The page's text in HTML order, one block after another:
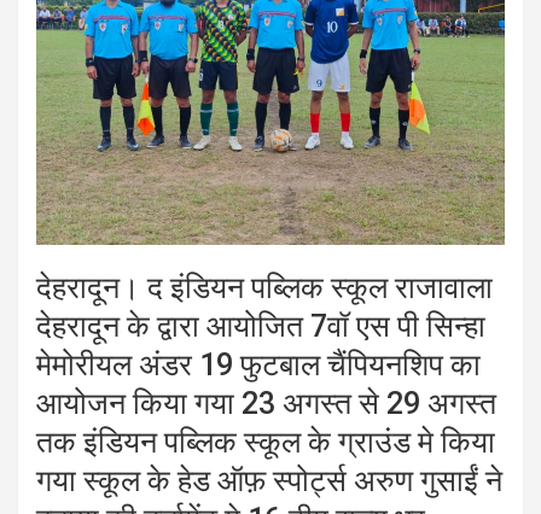
देहरादून। द इंडियन पब्लिक स्कूल राजावाला
देहरादून के द्वारा आयोजित 7वॉ एस पी सिन्हा
मेमोरीयल अंडर 19 फुटबाल चैंपियनशिप का
आयोजन किया गया 23 अगस्त से 29 अगस्त
तक इंडियन पब्लिक स्कूल के ग्राउंड मे किया
गया स्कूल के हेड ऑफ़ स्पोर्ट्स अरुण गुसाईं ने